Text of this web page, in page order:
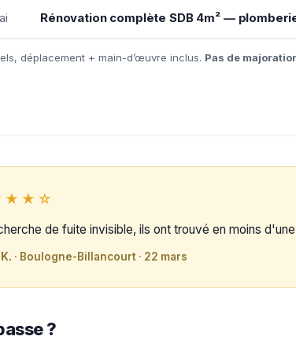
Rénovation complète SDB 4m² —
déplacement + main-d’œuvre inclus. Pas de
de fuite invisible, ils ont trouvé en moins
· Boulogne-Billancourt · 22 mars
?